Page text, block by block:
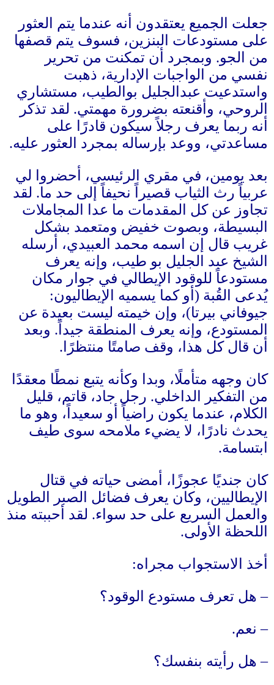
جعلت الجميع يعتقدون أنه عندما يتم العثور
على مستودعات البنزين، فسوف يتم قصفها
من الجو. وبمجرد أن تمكنت من تحرير
نفسي من الواجبات الإدارية، ذهبت
واستدعيت عبدالجليل بوالطيب، مستشاري
الروحي، وأقنعته بضرورة مهمتي. لقد تذكر
أنه ربما يعرف رجلاً سيكون قادرًا على
مساعدتي، ووعد بإرساله بمجرد العثور عليه.
بعد يومين، في مقري الرئيسي، أحضروا لي
عربياً رث الثياب قصيراً نحيفاً إلى حد ما. لقد
تجاوز عن كل المقدمات ما عدا المجاملات
البسيطة، وبصوت خفيض ومتعمد بشكل
غريب قال إن اسمه محمد العبيدي، أرسله
الشيخ عبد الجليل بو طيب، وإنه يعرف
مستودعاً للوقود الإيطالي في جوار مكان
يُدعى القُبة ( أو كما يسميه الإيطاليون:
جيوفاني بيرتا)، وإن خيمته ليست بعيدة عن
المستودع، وإنه يعرف المنطقة جيداً . وبعد
أن قال كل هذا، وقف صامتًا منتظرًا .
كان وجهه متأملًا، وبدا وكأنه يتبع نمطًا معقدًا
من التفكير الداخلي. رجل جاد، قاتم، قليل
الكلام، عندما يكون راضياً أو سعيداً، وهو ما
يحدث نادرًا، لا يضيء ملامحه سوى طيف
ابتسامة.
كان جنديًا عجوزًا، أمضى حياته في قتال
الإيطاليين، وكان يعرف فضائل الصبر الطويل
والعمل السريع على حد سواء. لقد أحببته منذ
اللحظة الأولى.
أخذ الاستجواب مجراه:
– هل تعرف مستودع الوقود؟
– نعم.
– هل رأيته بنفسك؟